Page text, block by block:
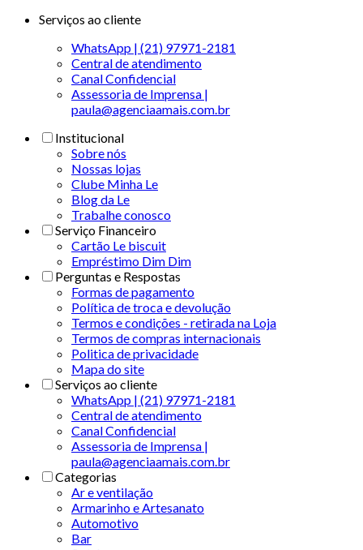
Serviços ao cliente
WhatsApp | (21) 97971-2181
Central de atendimento
Canal Confidencial
Assessoria de Imprensa |
paula@agenciaamais.com.br
Institucional
Sobre nós
Nossas lojas
Clube Minha Le
Blog da Le
Trabalhe conosco
Serviço Financeiro
Cartão Le biscuit
Empréstimo Dim Dim
Perguntas e Respostas
Formas de pagamento
Política de troca e devolução
Termos e condições - retirada na Loja
Termos de compras internacionais
Politica de privacidade
Mapa do site
Serviços ao cliente
WhatsApp | (21) 97971-2181
Central de atendimento
Canal Confidencial
Assessoria de Imprensa |
paula@agenciaamais.com.br
Categorias
Ar e ventilação
Armarinho e Artesanato
Automotivo
Bar